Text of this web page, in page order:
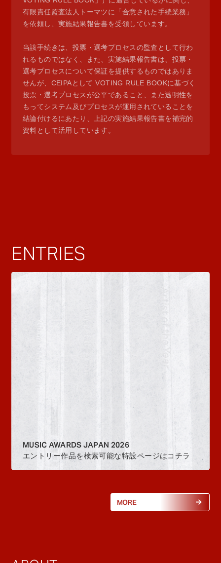
有限責任監査法人トーマツに「合意された手続業務」
を依頼し、実施結果報告書を受領しています。
当該手続きは、投票・選考プロセスの監査として行わ
れるものではなく、また、実施結果報告書は、投票・
選考プロセスについて保証を提供するものではありま
せんが、CEIPAとして VOTING RULE BOOKに基づく
投票・選考プロセスが公平であること、また透明性を
もってシステム及びプロセスが運用されていることを
結論付けるにあたり、上記の実施結果報告書を補完的
資料として活用しています。
ENTRIES
MUSIC AWARDS JAPAN 2026
エントリー作品を検索可能な特設ページはコチラ
MORE